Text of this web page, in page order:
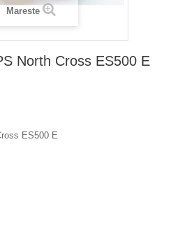
Mareste
North Cross ES500 E
ES500 E